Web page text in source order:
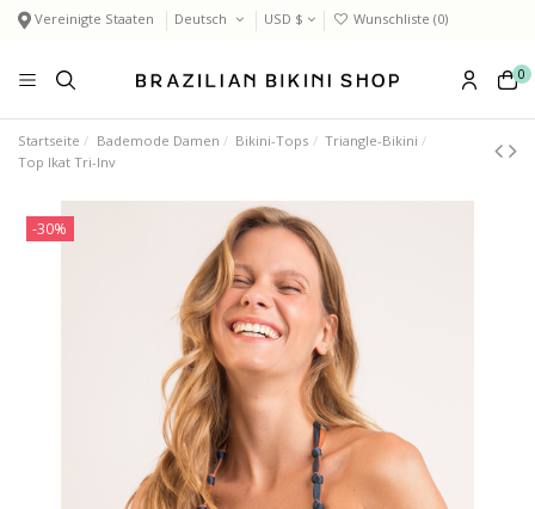
Vereinigte Staaten Deutsch USD $ Wunschliste (0)
0
Startseite Bademode Damen Bikini-Tops
Triangle-Bikini
Top Ikat Tri-Inv
-30%